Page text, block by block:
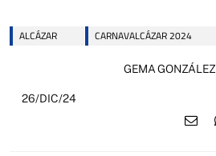
ALCÁZAR CARNAVALCÁZAR 2024
GEMA GONZÁLEZ
26/DIC/24